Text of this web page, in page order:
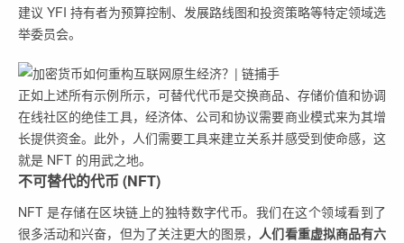
建议 YFI 持有者为预算控制、发展路线图和投资策略等特定领域选
举委员会。
正如上述所有示例所示，可替代代币是交换商品、存储价值和协调
在线社区的绝佳工具，经济体、公司和协议需要商业模式来为其增
长提供资金。此外，人们需要工具来建立关系并感受到使命感，这
就是 NFT 的用武之地。
不可替代的代币 (NFT)
NFT 是存储在区块链上的独特数字代币。我们在这个领域看到了
很多活动和兴奋，但为了关注更大的图景，人们看重虚拟商品有六